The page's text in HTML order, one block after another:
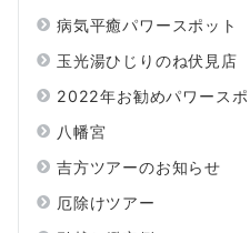
病気平癒パワースポット
玉光湯ひじりのね伏見店
2022年お勧めパワースポ
八幡宮
吉方ツアーのお知らせ
厄除けツアー